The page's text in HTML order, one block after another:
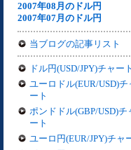
2007年08月のドル円
2007年07月のドル円
当ブログの記事リスト
ドル円(USD/JPY)チャート
ユーロドル(EUR/USD)チ
ート
ポンドドル(GBP/USD)チ
ート
ユーロ円(EUR/JPY)チャ